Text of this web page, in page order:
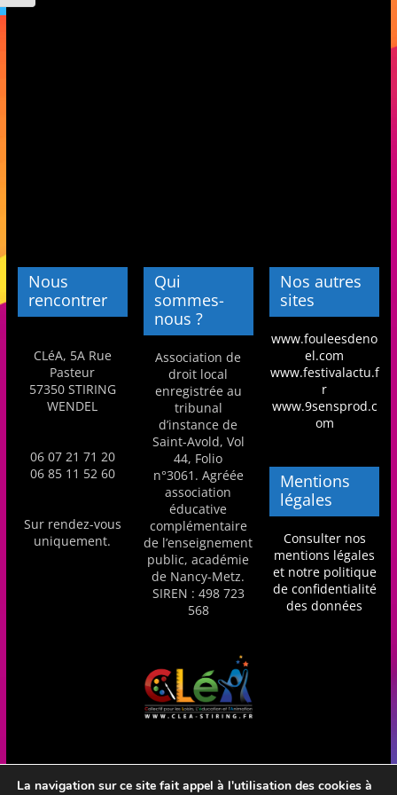
n
t
A
n
i
m
a
t
i
o
n
à
p
a
i
r
e
3
Nous
rencontrer
CLéA, 5A Rue
Pasteur
57350 STIRING
WENDEL
06 07 21 71 20
06 85 11 52 60
Sur rendez-vous
uniquement.
Qui
sommes-
nous ?
Association de
droit local
enregistrée au
tribunal
d’instance de
Saint-Avold, Vol
44, Folio
n°3061. Agréée
association
éducative
complémentaire
de l’enseignement
public, académie
de Nancy-Metz.
SIREN : 498 723
568
Nos autres
sites
www.fouleesdeno
el.com
www.festivalactu.f
r
www.9sensprod.c
om
Mentions
légales
Consulter nos
mentions légales
et notre politique
de confidentialité
des données
La navigation sur ce site fait appel à l'utilisation des cookies à